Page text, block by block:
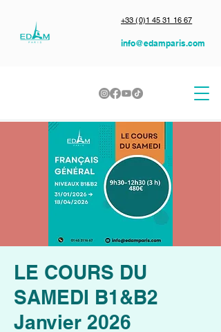
info@edamparis.com
+33 (0)1 45 31 16 67
LE COURS DU
SAMEDI B1&B2
Janvier 2026